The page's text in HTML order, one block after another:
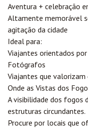
Aventura + celebração
Altamente memorável
agitação da cidade
Ideal para:
Viajantes orientados
Fotógrafos
Viajantes que valorizam
Onde as Vistas dos
A visibilidade dos fogos
estruturas circundantes.
Procure por locais que